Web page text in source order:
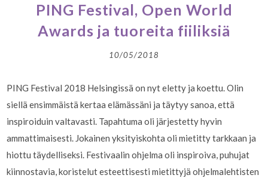
PING Festival, Open World
Awards ja tuoreita fiiliksiä
10/05/2018
PING Festival 2018 Helsingissä on nyt eletty ja koettu. Olin
siellä ensimmäistä kertaa elämässäni ja täytyy sanoa, että
inspiroiduin valtavasti. Tapahtuma oli järjestetty hyvin
ammattimaisesti. Jokainen yksityiskohta oli mietitty tarkkaan ja
hiottu täydelliseksi. Festivaalin ohjelma oli inspiroiva, puhujat
kiinnostavia, koristelut esteettisesti mietittyjä ohjelmalehtisten